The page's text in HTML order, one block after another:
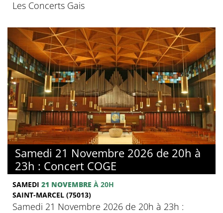
Les Concerts Gais
Samedi 21 Novembre 2026 de 20h à
23h : Concert COGE
SAMEDI 21 NOVEMBRE À 20H
SAINT-MARCEL (75013)
Samedi 21 Novembre 2026 de 20h à 23h :